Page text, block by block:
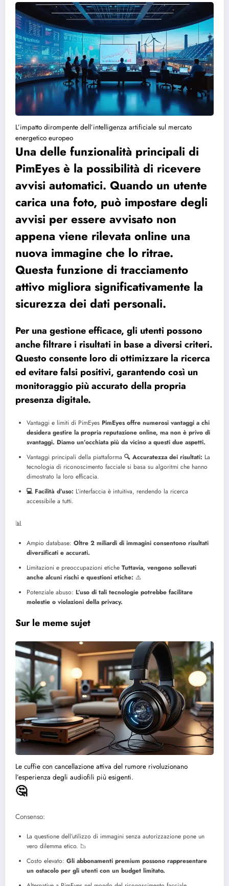
L’impatto dirompente dell’intelligenza artificiale sul mercato
energetico europeo
Una delle funzionalità principali di
PimEyes è la possibilità di ricevere
avvisi automatici. Quando un utente
carica una foto, può impostare degli
avvisi per essere avvisato non
appena viene rilevata online una
nuova immagine che lo ritrae.
Questa funzione di tracciamento
attivo migliora significativamente la
sicurezza dei dati personali.
Per una gestione efficace, gli utenti possono
anche filtrare i risultati in base a diversi criteri.
Questo consente loro di ottimizzare la ricerca
ed evitare falsi positivi, garantendo così un
monitoraggio più accurato della propria
presenza digitale.
Vantaggi e limiti di PimEyes PimEyes offre numerosi vantaggi a chi
desidera gestire la propria reputazione online, ma non è privo di
svantaggi. Diamo un’occhiata più da vicino a questi due aspetti.
Vantaggi principali della piattaforma 🔍 Accuratezza dei risultati: La
tecnologia di riconoscimento facciale si basa su algoritmi che hanno
dimostrato la loro efficacia.
💻 Facilità d’uso: L’interfaccia è intuitiva, rendendo la ricerca
accessibile a tutti.
📊
Ampio database: Oltre 2 miliardi di immagini consentono risultati
diversificati e accurati.
Limitazioni e preoccupazioni etiche Tuttavia, vengono sollevati
anche alcuni rischi e questioni etiche: ⚠️
Potenziale abuso: L’uso di tali tecnologie potrebbe facilitare
molestie o violazioni della privacy.
Sur le meme sujet
Le cuffie con cancellazione attiva del rumore rivoluzionano
l’esperienza degli audiofili più esigenti.
🤔
Consenso:
La questione dell’utilizzo di immagini senza autorizzazione pone un
vero dilemma etico. 📉
Costo elevato: Gli abbonamenti premium possono rappresentare
un ostacolo per gli utenti con un budget limitato.